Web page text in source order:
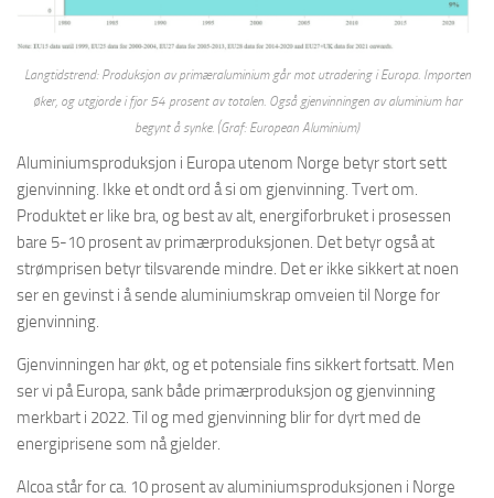
Langtidstrend: Produksjon av primæraluminium går mot utradering i Europa. Importen
øker, og utgjorde i fjor 54 prosent av totalen. Også gjenvinningen av aluminium har
begynt å synke. (Graf: European Aluminium)
Aluminiumsproduksjon i Europa utenom Norge betyr stort sett
gjenvinning. Ikke et ondt ord å si om gjenvinning. Tvert om.
Produktet er like bra, og best av alt, energiforbruket i prosessen
bare 5-10 prosent av primærproduksjonen. Det betyr også at
strømprisen betyr tilsvarende mindre. Det er ikke sikkert at noen
ser en gevinst i å sende aluminiumskrap omveien til Norge for
gjenvinning.
Gjenvinningen har økt, og et potensiale fins sikkert fortsatt. Men
ser vi på Europa, sank både primærproduksjon og gjenvinning
merkbart i 2022. Til og med gjenvinning blir for dyrt med de
energiprisene som nå gjelder.
Alcoa står for ca. 10 prosent av aluminiumsproduksjonen i Norge